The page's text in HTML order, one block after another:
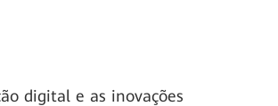
digital e as inovações